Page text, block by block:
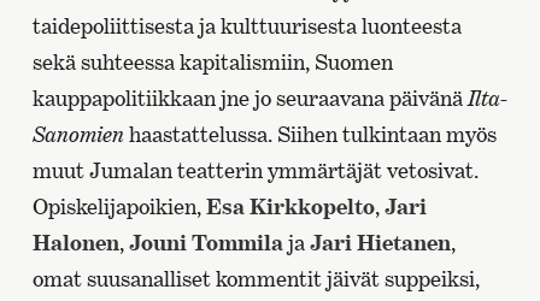
taidepoliittisesta ja kulttuurisesta luonteesta
sekä suhteessa kapitalismiin, Suomen
kauppapolitiikkaan jne jo seuraavana päivänäIlta-
Sanomienhaastattelussa. Siihen tulkintaan myös
muut Jumalan teatterin ymmärtäjät vetosivat.
Opiskelijapoikien,Esa Kirkkopelto,Jari
Halonen,Jouni TommilajaJari Hietanen,
omat suusanalliset kommentit jäivät suppeiksi,